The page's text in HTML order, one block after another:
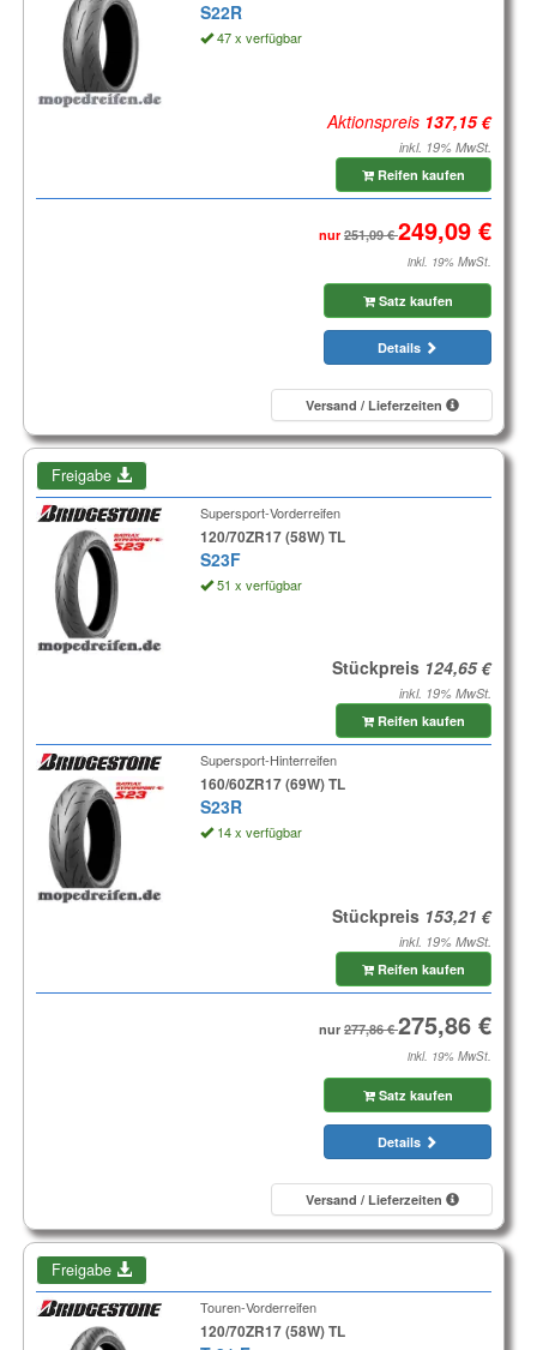
S22R
47 x verfügbar
Aktionspreis
inkl. 19% MwSt.
Reifen kaufen
nur
inkl. 19% MwSt.
Satz kaufen
Details
Versand / Lieferzeiten
Freigabe
Supersport-Vorderreifen
120/70ZR17 (58W) TL
S23F
51 x verfügbar
Stückpreis
inkl. 19% MwSt.
Reifen kaufen
Supersport-Hinterreifen
160/60ZR17 (69W) TL
S23R
14 x verfügbar
Stückpreis
inkl. 19% MwSt.
Reifen kaufen
nur
inkl. 19% MwSt.
Satz kaufen
Details
Versand / Lieferzeiten
Freigabe
Touren-Vorderreifen
120/70ZR17 (58W) TL